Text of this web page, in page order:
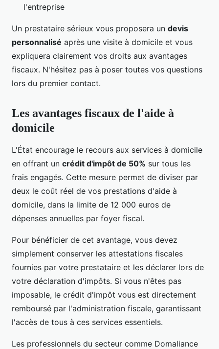
l'entreprise
Un prestataire sérieux vous proposera un devis
personnalisé après une visite à domicile et vous
expliquera clairement vos droits aux avantages
fiscaux. N'hésitez pas à poser toutes vos questions
lors du premier contact.
Les avantages fiscaux de l'aide à
domicile
L'État encourage le recours aux services à domicile
en offrant un crédit d'impôt de 50% sur tous les
frais engagés. Cette mesure permet de diviser par
deux le coût réel de vos prestations d'aide à
domicile, dans la limite de 12 000 euros de
dépenses annuelles par foyer fiscal.
Pour bénéficier de cet avantage, vous devez
simplement conserver les attestations fiscales
fournies par votre prestataire et les déclarer lors de
votre déclaration d'impôts. Si vous n'êtes pas
imposable, le crédit d'impôt vous est directement
remboursé par l'administration fiscale, garantissant
l'accès de tous à ces services essentiels.
Les professionnels du secteur comme Domaliance